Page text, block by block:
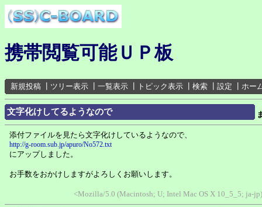
携帯閲覧可能ＵＰ板
新規投稿 ツリー表示 一覧表示 トピック表示 検索 設定 ホー
文字化けしてるようなので
添付ファイルを見たら文字化けしているようなので、
http://g-room.sub.jp/apuro/No572.txt
にアップしました。
お手数をおかけしますがよろしくお願いします。
<Mozilla/5.0 (Macintosh; U; Intel Mac OS X 10_5_5; ja-